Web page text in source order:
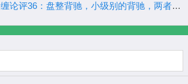
缠论评36：盘整背驰，小级别的背驰，两者一配合考察就很简单了